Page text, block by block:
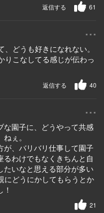
61
返信する
...
どうも好きになれない。
りこなしてる感じが伝わっ
40
返信する
...
な園子に、どうやって共感
ぇ。
が、バリバリ仕事して園子
るわけでもなくきちんと自
たいなと思える部分が多い
どうにかしてもらうとか
21